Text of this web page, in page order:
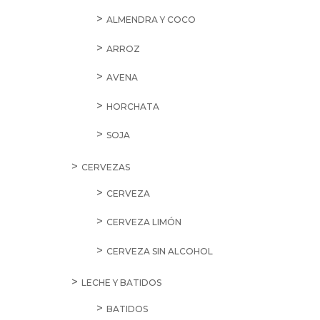
ALMENDRA Y COCO
ARROZ
AVENA
HORCHATA
SOJA
CERVEZAS
CERVEZA
CERVEZA LIMÓN
CERVEZA SIN ALCOHOL
LECHE Y BATIDOS
BATIDOS